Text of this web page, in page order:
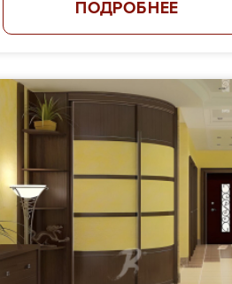
ПОДРОБНЕЕ